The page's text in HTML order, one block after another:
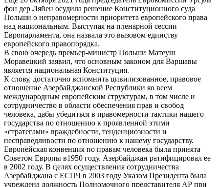
фон дер Ляйен осудила решение Конституционного суда
Польши о неправомерности приоритета европейского права
над национальным. Выступая на пленарной сессии
Европарламента, она назвала это вызовом единству
европейского правопорядка.
В свою очередь премьер-министр Польши Матеуш
Моравецкий заявил, что основным законом для Варшавы
является национальная Конституция.
К слову, достаточно вспомнить цивилизованное, правовое
отношение Азербайджанской Республики ко всем
международным европейским структурам, в том числе и
сотрудничество в области обеспечения прав и свобод
человека, дабы убедиться в правомерности тактики нашего
государства по отношению к проявленной этими
«стратегами» враждебности, тенденциозности и
несправедливости по отношению к нашему государству.
Европейская конвенция по правам человека была принята
Советом Европы в1950 году. Азербайджан ратифицировал ее
в 2002 году. В целях осуществления сотрудничества
Азербайджана с ЕСПЧ в 2003 году Указом Президента была
учреждена должность Полномочного представителя АР при